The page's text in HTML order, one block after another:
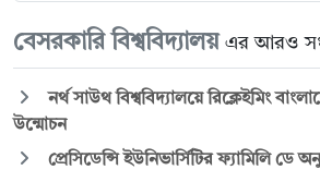
বেসরকারি বিশ্ববিদ্যালয় এর আরও
নর্থ সাউথ বিশ্ববিদ্যালয়ে রিক্লেইমিং
উন্মোচন
প্রেসিডেন্সি ইউনিভার্সিটির ফ্যামিলি ডে